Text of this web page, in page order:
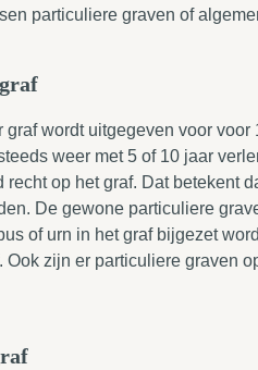
particuliere graven of
graf wordt uitgegeven voor
weer met 5 of 10 jaar
recht op het graf. Dat betekent
De gewone particuliere
of urn in het graf bijgezet
Ook zijn er particuliere graven